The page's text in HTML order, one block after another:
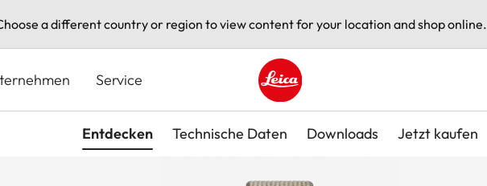
a different country or region to view content for your location and shop online.
Service
Leica logo - Home
Entdecken Technische Daten Downloads Jetzt kaufen